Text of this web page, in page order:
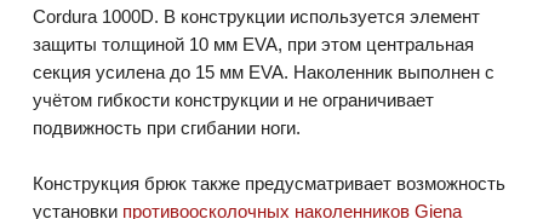
Cordura 1000D. В конструкции используется элемент
защиты толщиной 10 мм EVA, при этом центральная
секция усилена до 15 мм EVA. Наколенник выполнен с
учётом гибкости конструкции и не ограничивает
подвижность при сгибании ноги.
Конструкция брюк также предусматривает возможность
установки противоосколочных наколенников Giena